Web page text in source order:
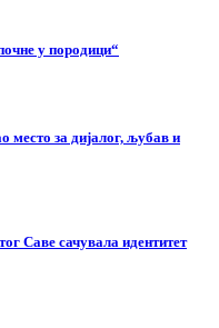
у породици“
за дијалог, љубав и
Саве сачувала идентитет